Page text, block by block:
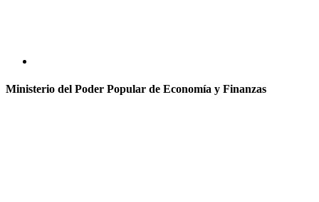
Ministerio del Poder Popular de Economía y Finanzas